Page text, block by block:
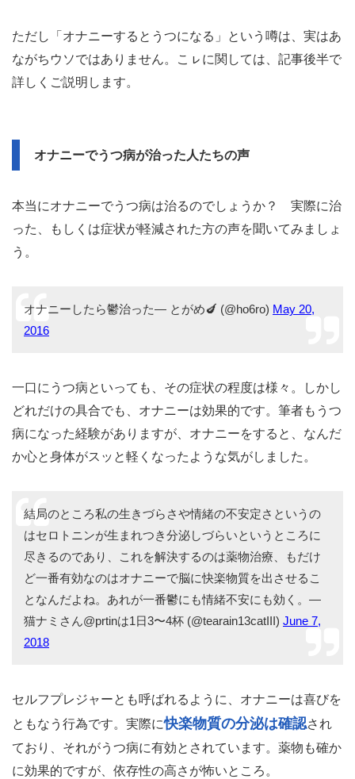
ただし「オナニーするとうつになる」という噂は、実はあ
ながちウソではありません。こㇾに関しては、記事後半で
詳しくご説明します。
オナニーでうつ病が治った人たちの声
本当にオナニーでうつ病は治るのでしょうか？ 実際に治
った、もしくは症状が軽減された方の声を聞いてみましょ
う。
オナニーしたら鬱治った— とがめ🍆 (@ho6ro) May 20,
2016
一口にうつ病といっても、その症状の程度は様々。しかし
どれだけの具合でも、オナニーは効果的です。筆者もうつ
病になった経験がありますが、オナニーをすると、なんだ
か心と身体がスッと軽くなったような気がしました。
結局のところ私の生きづらさや情緒の不安定さというの
はセロトニンが生まれつき分泌しづらいというところに
尽きるのであり、これを解決するのは薬物治療、もだけ
ど一番有効なのはオナニーで脳に快楽物質を出させるこ
となんだよね。あれが一番鬱にも情緒不安にも効く。—
猫ナミさん@prtinは1日3〜4杯 (@tearain13catIII) June 7,
2018
セルフプレジャーとも呼ばれるように、オナニーは喜びを
ともなう行為です。実際に快楽物質の分泌は確認され
ており、それがうつ病に有効とされています。薬物も確か
に効果的ですが、依存性の高さが怖いところ。